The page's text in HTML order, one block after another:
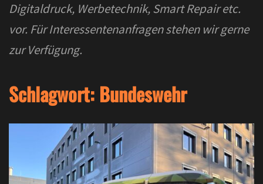
Digitaldruck, Werbetechnik, Smart Repair etc.
vor. Für Interessentenanfragen stehen wir gerne
zur Verfügung.
Schlagwort: Bundeswehr